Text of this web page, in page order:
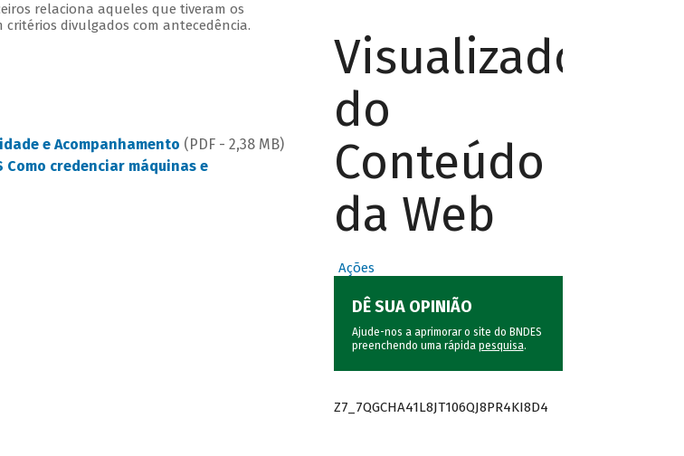
relaciona aqueles que tiveram os
divulgados com antecedência.
e Acompanhamento (PDF - 2,38 MB)
Como credenciar máquinas e
Visualizador
do
Conteúdo
da Web
Ações
DÊ SUA OPINIÃO
Ajude-nos a aprimorar o site do BNDES
preenchendo uma rápida pesquisa.
Z7_7QGCHA41L8JT106QJ8PR4KI8D4